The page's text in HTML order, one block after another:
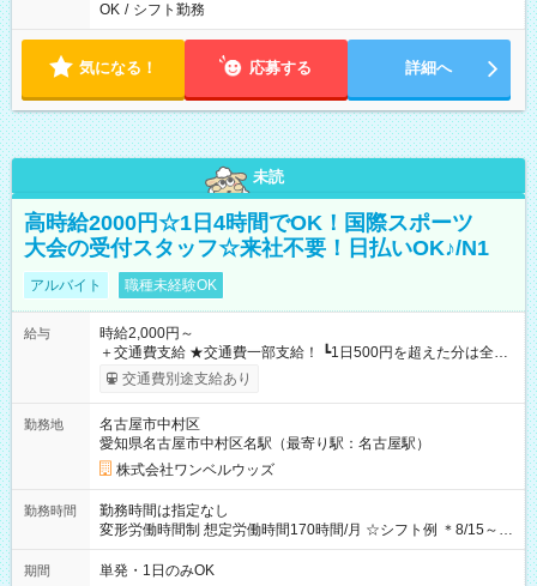
OK / シフト勤務
気になる！ 応募する 詳細へ
未読
高時給2000円☆1日4時間でOK！国際スポーツ
大会の受付スタッフ☆来社不要！日払いOK♪/N1
アルバイト 職種未経験OK
給与
時給2,000円～
＋交通費支給 ★交通費一部支給！ ┗1日500円を超えた分は全額
支給！ ※往復500円以内の方は自己負担となります ★日払い
OK！（規定あり） ┗働いたその日に現金GET♪ お仕事後はコン
期間なし
交通費別途支給あり
勤務地
名古屋市中村区
愛知県名古屋市中村区名駅（最寄り駅：名古屋駅）
株式会社ワンベルウッズ
勤務時間
勤務時間は指定なし
変形労働時間制 想定労働時間170時間/月 ☆シフト例 ＊8/15～
10/26 全日共通 08：00～12：00 17：00～21：00 ＊8/31
～9/19のみ下記シフトもあります！ 12：00～16：00 ＊9/6～
期間 単発・1日のみOK